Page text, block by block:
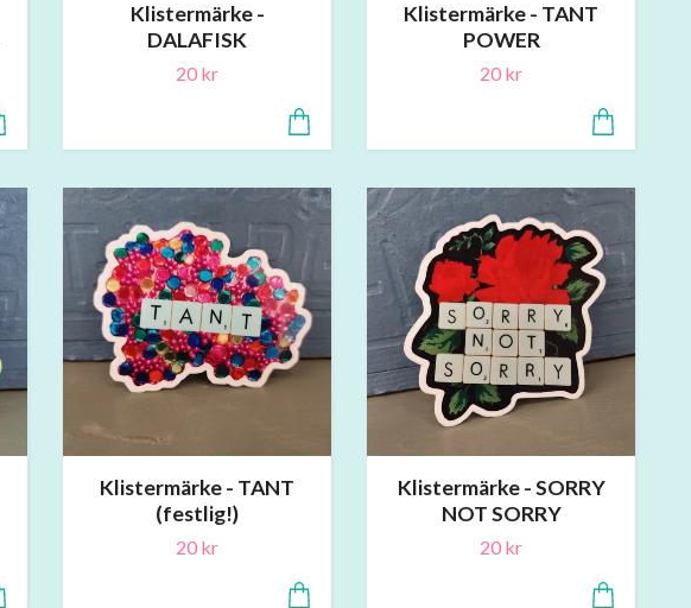
Klistermärke -
DALAFISK
20 kr
Klistermärke - TANT
POWER
20 kr
Klistermärke - TANT
(festlig!)
20 kr
Klistermärke - SORRY
NOT SORRY
20 kr